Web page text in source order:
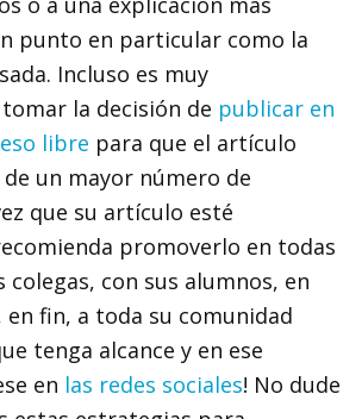
punto en particular como la
Incluso es muy
la decisión de publicar en
libre para que el artículo
un mayor número de
que su artículo esté
promoverlo en todas
colegas, con sus alumnos, en
en fin, a toda su comunidad
tenga alcance y en ese
en las redes sociales! No dude